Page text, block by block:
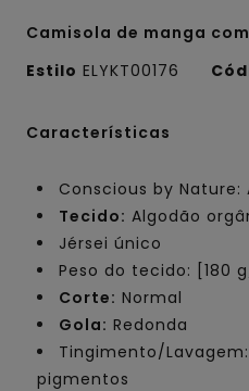
Camisola de manga
Estilo ELYKT00176
Características
Conscious by Nature:
Tecido: Algodão
Jérsei único
Peso do tecido: [180
Corte: Normal
Gola: Redonda
Tingimento/
pigmentos